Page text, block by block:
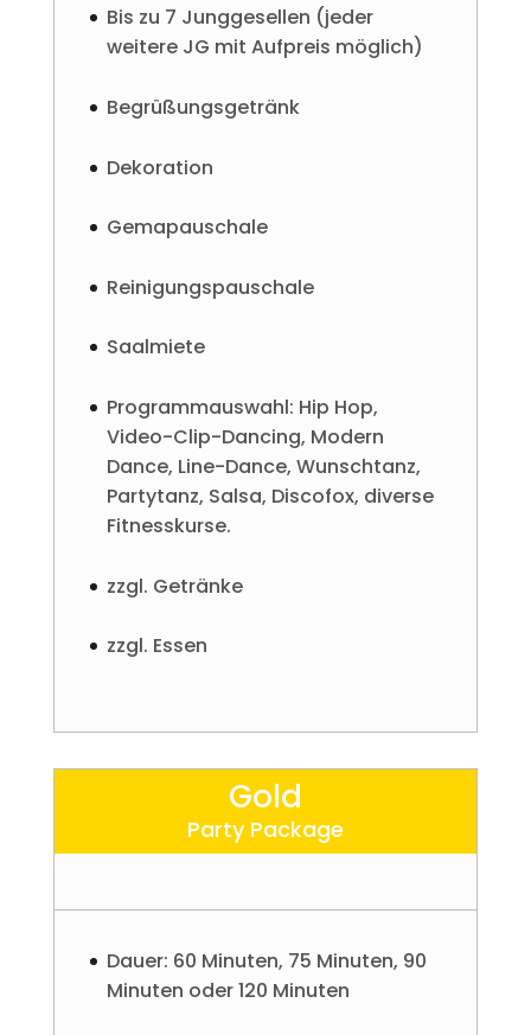
Bis zu 7 Junggesellen (jeder
weitere JG mit Aufpreis möglich)
Begrüßungsgetränk
Dekoration
Gemapauschale
Reinigungspauschale
Saalmiete
Programmauswahl: Hip Hop,
Video-Clip-Dancing, Modern
Dance, Line-Dance, Wunschtanz,
Partytanz, Salsa, Discofox, diverse
Fitnesskurse.
zzgl. Getränke
zzgl. Essen
Gold
Party Package
Dauer: 60 Minuten, 75 Minuten, 90
Minuten oder 120 Minuten